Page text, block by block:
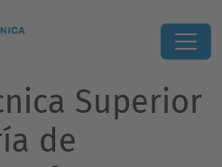
Superior
de